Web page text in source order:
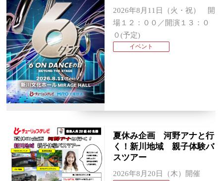
2026年8月11日（火・祝） 開
場１２：００／開演１３：０
０(予定)
イベント
夏休み企画 河野アナと行
く！新川地域 親子体験バ
スツアー
2026年8月20日（木）開催